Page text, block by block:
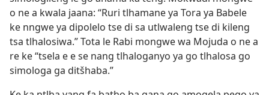
o ne a kwala jaana: “Ruri tlhamane ya Tora ya Babele
ke nngwe ya dipolelo tse di sa utlwaleng tse di kileng
tsa tlhalosiwa.” Tota le Rabi mongwe wa Mojuda o ne a
re ke “tsela e e se nang tlhaloganyo ya go tlhalosa go
simologa ga ditšhaba.”